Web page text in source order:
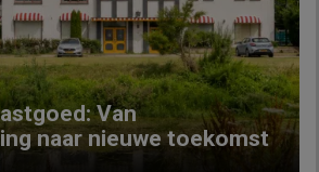
Van
naar nieuwe toekomst
Next